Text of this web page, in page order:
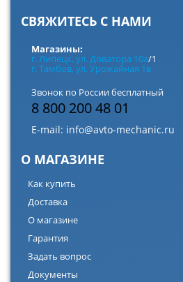
СВЯЖИТЕСЬ С НАМИ
Магазины:
г. Липецк, ул. Доватора 10а/1
г. Тамбов, ул. Урожайная 1в
Звонок по России бесплатный
8 800 200 48 01
E-mail: info@avto-mechanic.ru
О МАГАЗИНЕ
Как купить
Доставка
О магазине
Гарантия
Задать вопрос
Документы